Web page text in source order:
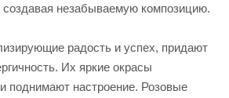
создавая незабываемую композицию.
радость и успех, придают
Их яркие окрасы
поднимают настроение. Розовые